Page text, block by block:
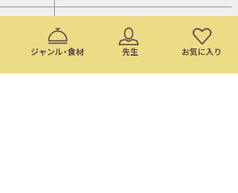
ジャンル・食材 先生 お気に入り